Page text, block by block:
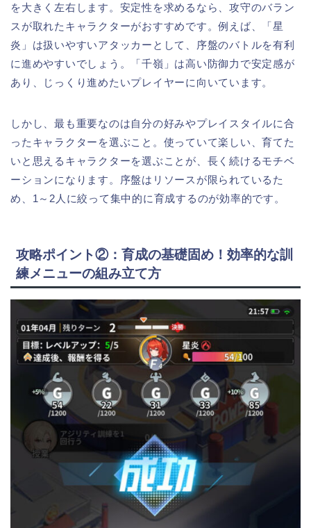
を大きく左右します。安定性を求めるなら、攻守のバラン
スが取れたキャラクターがおすすめです。例えば、「星
炎」は扱いやすいアタッカーとして、序盤のバトルを有利
に進めやすいでしょう。「千嶺」は高い防御力で安定感が
あり、じっくり進めたいプレイヤーに向いています。
しかし、最も重要なのは自分の好みやプレイスタイルに合
ったキャラクターを選ぶこと。使っていて楽しい、育てた
いと思えるキャラクターを選ぶことが、長く続けるモチベ
ーションになります。序盤はリソースが限られているた
め、1～2人に絞って集中的に育成するのが効率的です。
攻略ポイント②：育成の基礎固め！効率的な訓
練メニューの組み立て方